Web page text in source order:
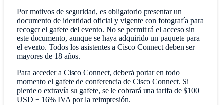
Por motivos de seguridad, es obligatorio presentar un
documento de identidad oficial y vigente con fotografía para
recoger el gafete del evento. No se permitirá el acceso sin
este documento, aunque se haya adquirido un paquete para
el evento. Todos los asistentes a Cisco Connect deben ser
mayores de 18 años.
Para acceder a Cisco Connect, deberá portar en todo
momento el gafete de conferencia de Cisco Connect. Si
pierde o extravía su gafete, se le cobrará una tarifa de $100
USD + 16% IVA por la reimpresión.